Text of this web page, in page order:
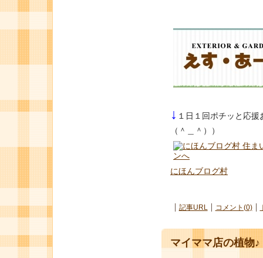
↓ １日１回ポチッと応
（＾＿＾））
にほんブログ村
記事URL コメント(0)
マイママ店の植物♪